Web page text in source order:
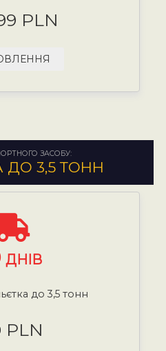
PLN
ЗАСОБУ:
ДО 3,5 ТОНН
ДНІВ
до 3,5 тонн
PLN